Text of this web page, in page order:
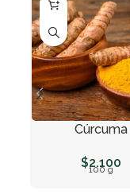
Cúrcuma
$2.100
100 g